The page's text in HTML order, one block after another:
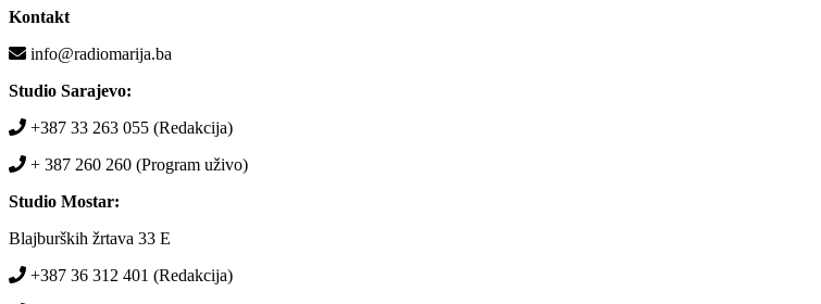
Kontakt
info@radiomarija.ba
Studio Sarajevo:
+387 33 263 055 (Redakcija)
+ 387 260 260 (Program uživo)
Studio Mostar:
Blajburških žrtava 33 E
+387 36 312 401 (Redakcija)